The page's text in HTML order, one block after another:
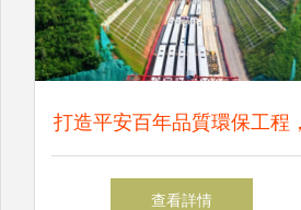
打造平安百年品質環保工程，
這么干！
查看詳情